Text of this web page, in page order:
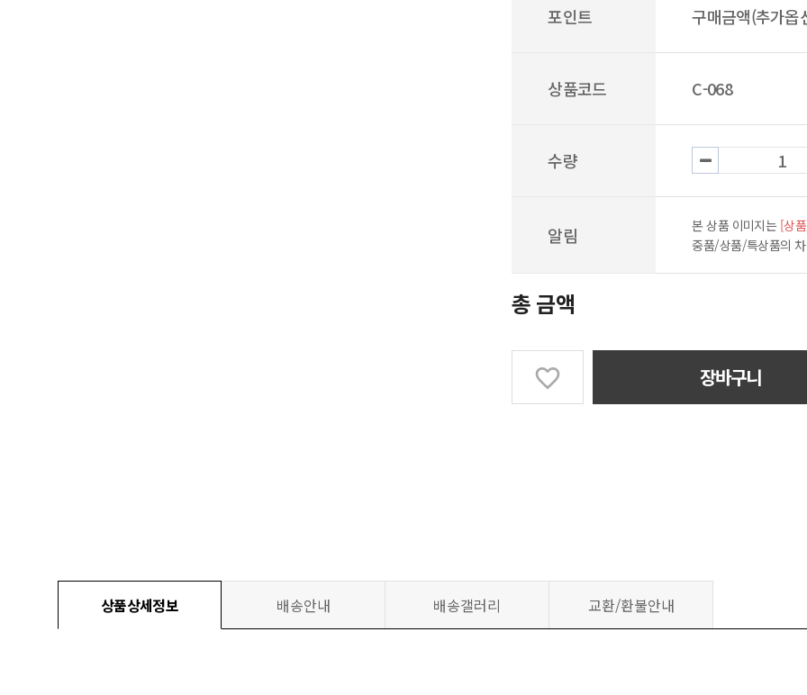
포인트 구매금액(추가옵
상품코드 C-068
수량
알림 본 상품 이미지는 [상
중품/상품/특상품의
총 금액
장바구니
상품상세정보 배송안내 배송갤러리 교환/환불안내